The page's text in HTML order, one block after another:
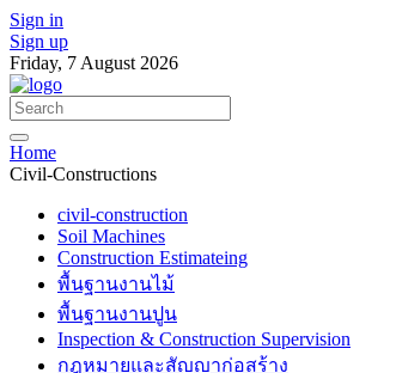
Sign in
Sign up
Friday, 7 August 2026
Home
Civil-Constructions
civil-construction
Soil Machines
Construction Estimateing
พื้นฐานงานไม้
พื้นฐานงานปูน
Inspection & Construction Supervision
กฎหมายและสัญญาก่อสร้าง